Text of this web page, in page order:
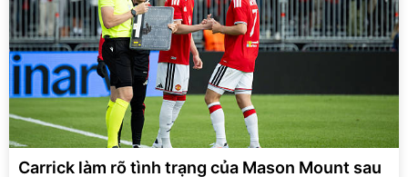
Carrick làm rõ tình trạng của Mason Mount sau